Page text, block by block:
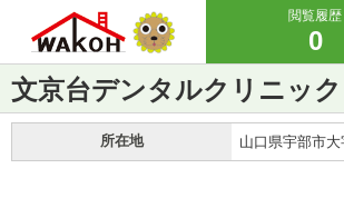
閲覧履歴
0
文京台デンタルクリニック
所在地 山口県宇部市大